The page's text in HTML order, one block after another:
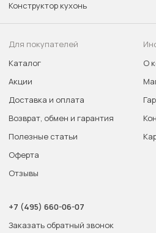
Конструктор кухонь
Для покупателей
Каталог
Акции
Доставка и оплата
Возврат, обмен и гарантия
Полезные статьи
Оферта
Отзывы
О
+7 (495) 660-06-07
Заказать обратный звонок